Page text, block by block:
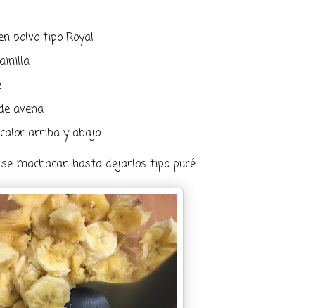
polvo tipo Royal
avena
arriba y abajo.
machacan hasta dejarlos tipo puré.